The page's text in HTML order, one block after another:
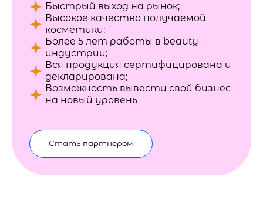
Быстрый выход на рынок;
Высокое качество получаемой
косметики;
Более 5 лет работы в beauty-
индустрии;
Вся продукция сертифицирована и
декларирована;
Возможность вывести свой бизнес
на новый уровень
Стать партнёром